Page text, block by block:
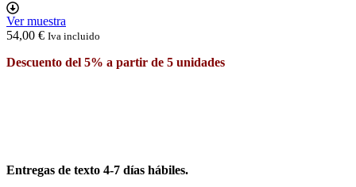
Ver muestra
54,00 € Iva incluido
Descuento del 5% a partir de 5 unidades
Entregas de texto 4-7 días hábiles.